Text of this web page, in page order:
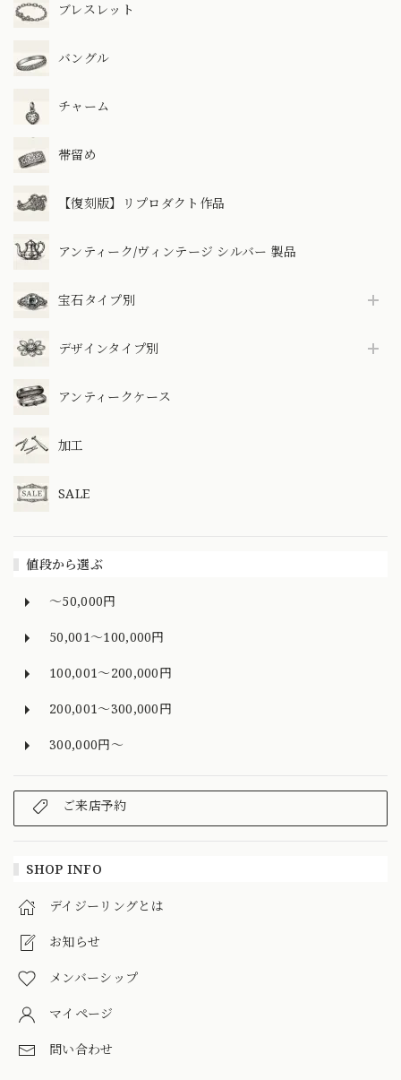
ブレスレット
バングル
チャーム
帯留め
【復刻版】リプロダクト作品
アンティーク/ヴィンテージ シルバー 製品
宝石タイプ別
デザインタイプ別
アンティークケース
加工
SALE
値段から選ぶ
～50,000円
50,001～100,000円
100,001～200,000円
200,001～300,000円
300,000円～
ご来店予約
SHOP INFO
デイジーリングとは
お知らせ
メンバーシップ
マイページ
問い合わせ